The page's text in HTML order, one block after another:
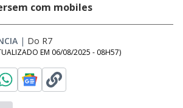
com mobiles
| Do R7
EM 06/08/2025 - 08H57)